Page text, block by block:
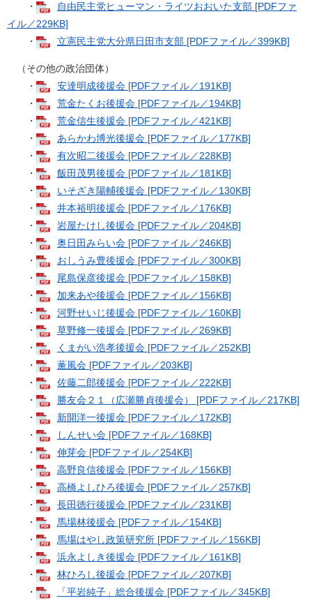
・
自由民主党ヒューマン・ライツおおいた支部 [PDFファ
イル／229KB]
・
立憲民主党大分県日田市支部 [PDFファイル／399KB]
（その他の政治団体）
・
安達明成後援会 [PDFファイル／191KB]
・
荒金たくお後援会 [PDFファイル／194KB]
・
荒金信生後援会 [PDFファイル／421KB]
・
あらかわ博光後援会 [PDFファイル／177KB]
・
有次昭二後援会 [PDFファイル／228KB]
・
飯田茂男後援会 [PDFファイル／181KB]
・
いそざき陽輔後援会 [PDFファイル／130KB]
・
井本裕明後援会 [PDFファイル／176KB]
・
岩屋たけし後援会 [PDFファイル／204KB]
・
奥日田みらい会 [PDFファイル／246KB]
・
おしうみ豊後援会 [PDFファイル／300KB]
・
尾島保彦後援会 [PDFファイル／158KB]
・
加来あや後援会 [PDFファイル／156KB]
・
河野せいじ後援会 [PDFファイル／160KB]
・
草野修一後援会 [PDFファイル／269KB]
・
くまがい浩孝後援会 [PDFファイル／252KB]
・
薫風会 [PDFファイル／203KB]
・
佐藤二郎後援会 [PDFファイル／222KB]
・
勝友会２１（広瀬勝貞後援会） [PDFファイル／217KB]
・
新開洋一後援会 [PDFファイル／172KB]
・
しんせい会 [PDFファイル／168KB]
・
伸芽会 [PDFファイル／254KB]
・
高野良信後援会 [PDFファイル／156KB]
・
高橋よしひろ後援会 [PDFファイル／257KB]
・
長田徳行後援会 [PDFファイル／231KB]
・
馬場林後援会 [PDFファイル／154KB]
・
馬場はやし政策研究所 [PDFファイル／156KB]
・
浜永よしき後援会 [PDFファイル／161KB]
・
林ひろし後援会 [PDFファイル／207KB]
・
「平岩純子」総合後援会 [PDFファイル／345KB]